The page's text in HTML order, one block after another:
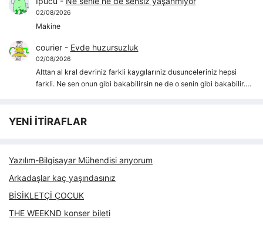
02/08/2026
Makine
courier- Evde huzursuzluk
02/08/2026
Alttan al kral devriniz farkli kaygılarıniz dusunceleriniz hepsi
farkli. Ne sen onun gibi bakabilirsin ne de o senin gibi bakabilir.…
YENİ İTİRAFLAR
Yazılım-Bilgisayar Mühendisi arıyorum
Arkadaşlar kaç yaşındasınız
BİSİKLETÇİ ÇOCUK
THE WEEKND konser bileti